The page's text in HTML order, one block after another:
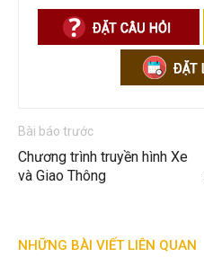
Bài báo trước
Chương trình truyền hình Xe
và Giao Thông
NHỮNG BÀI VIẾT LIÊN QUAN